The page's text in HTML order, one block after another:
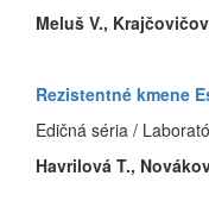
Meluš V.,
Rezistentné kmene
Edičná séria /
Havrilová T.,